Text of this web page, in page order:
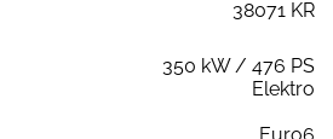
38071 KR
350 kW / 476 PS
Elektro
Euro6